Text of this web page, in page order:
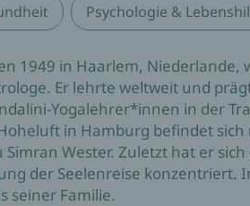
Psychologie &
1949 in Haarlem, Niederlande,
Er lehrte weltweit und
Yogalehrer*innen in der
in Hamburg befindet
Wester. Zuletzt hat er
der Seelenreise konzentriert.
seiner Familie.